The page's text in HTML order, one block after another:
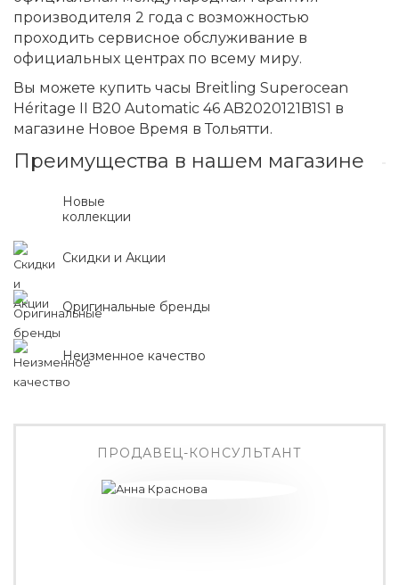
производителя 2 года с возможностью
проходить сервисное обслуживание в
официальных центрах по всему миру.
Вы можете купить часы Breitling Superocean
Héritage II B20 Automatic 46 AB2020121B1S1 в
магазине Новое Время в Тольятти.
Преимущества в нашем магазине
Новые
коллекции
Скидки и Акции
Оригинальные бренды
Неизменное качество
ПРОДАВЕЦ-КОНСУЛЬТАНТ